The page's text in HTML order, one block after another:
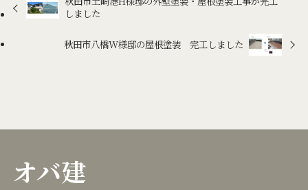
しました
秋田市八橋W様邸の屋根塗装 完工しました
オバ建